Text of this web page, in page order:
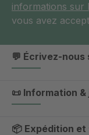
informations sur
vous avez
💬 Écrivez-nous
📜 Information
📦 Expédition et